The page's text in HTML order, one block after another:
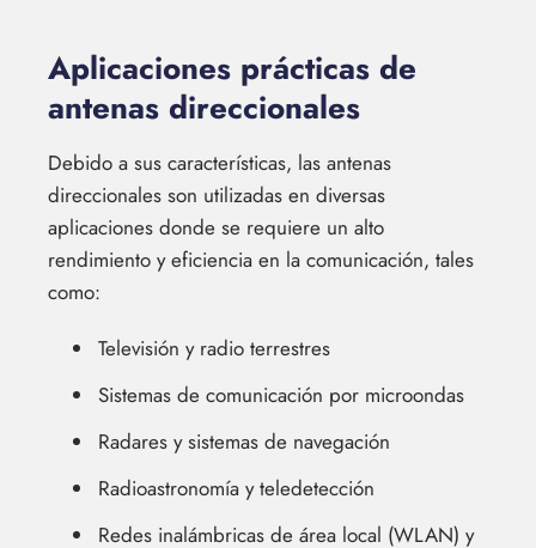
Aplicaciones prácticas de
antenas direccionales
Debido a sus características, las antenas
direccionales son utilizadas en diversas
aplicaciones donde se requiere un alto
rendimiento y eficiencia en la comunicación, tales
como:
Televisión y radio terrestres
Sistemas de comunicación por microondas
Radares y sistemas de navegación
Radioastronomía y teledetección
Redes inalámbricas de área local (WLAN) y